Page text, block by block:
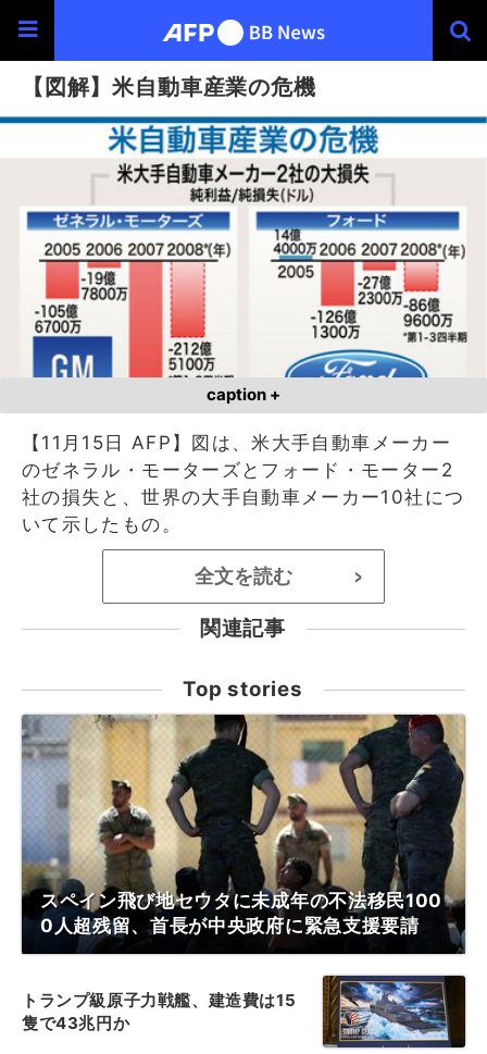
【図解】米自動車産業の危機
caption +
【11月15日 AFP】図は、米大手自動車メーカー
のゼネラル・モーターズとフォード・モーター2
社の損失と、世界の大手自動車メーカー10社につ
いて示したもの。
全文を読む >
関連記事
Top stories
スペイン飛び地セウタに未成年の不法移民100
0人超残留、首長が中央政府に緊急支援要請
トランプ級原子力戦艦、建造費は15
隻で43兆円か